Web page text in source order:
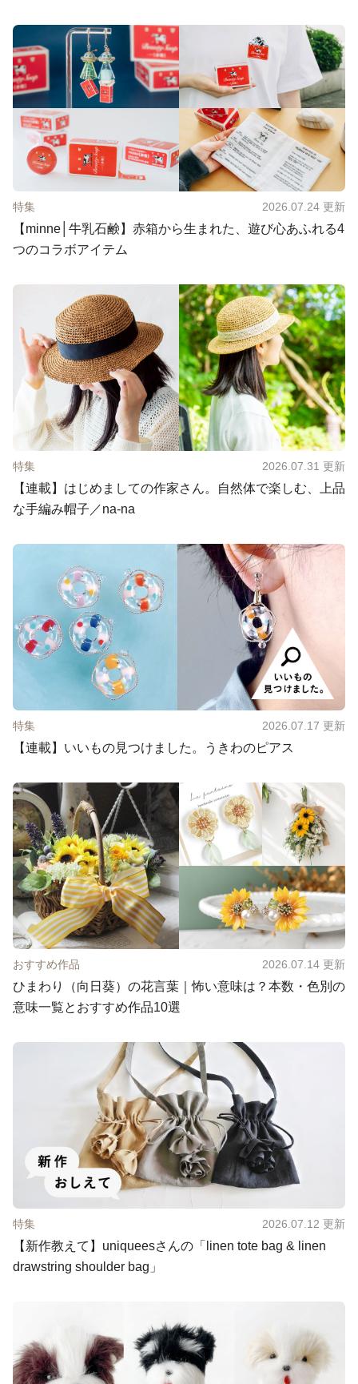
特集 2026.07.24 更新
【minne│牛乳石鹸】赤箱から生まれた、遊び心あふれる4
つのコラボアイテム
特集 2026.07.31 更新
【連載】はじめましての作家さん。自然体で楽しむ、上品
な手編み帽子／na-na
特集 2026.07.17 更新
【連載】いいもの見つけました。うきわのピアス
おすすめ作品 2026.07.14 更新
ひまわり（向日葵）の花言葉｜怖い意味は？本数・色別の
意味一覧とおすすめ作品10選
特集 2026.07.12 更新
【新作教えて】uniqueesさんの「linen tote bag & linen
drawstring shoulder bag」